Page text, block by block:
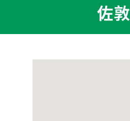
佐敦